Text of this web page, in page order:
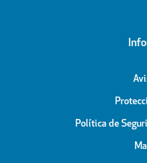
Política de